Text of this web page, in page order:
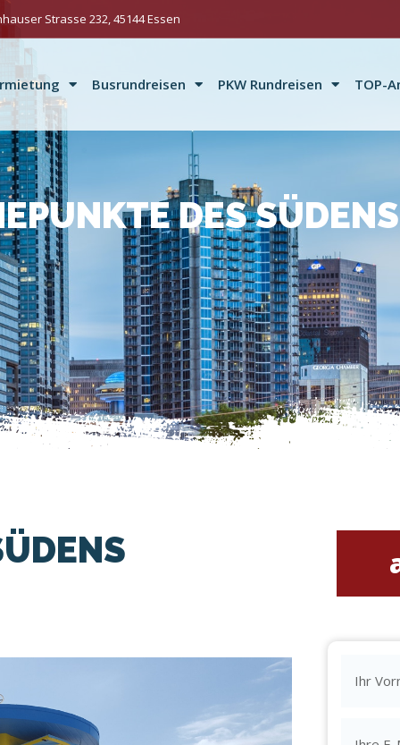
Strasse 232, 45144 Essen
Busrundreisen PKW Rundreisen TOP-
DES SÜDENS